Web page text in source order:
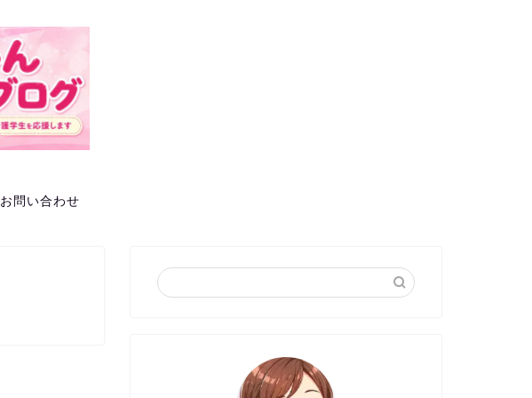
お問い合わせ